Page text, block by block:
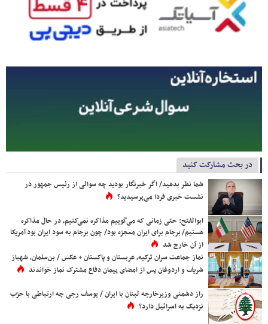
در بحث مشارکت کنید
شما نظر بدهید/ اگر خبرنگار بودید چه سوالی از رئیس جمهور در
نشست خبری فردا می‌پرسیدید؟
ابوالفتح: حتی زمانی که می‌گوییم مذاکره نمی‌کنیم، در حال مذاکره
هستیم/ برجام برای ایران معجزه بود/ چون برجام به سود ایران بود آمریکا
از آن خارج شد
نماز جماعت سران ترکیه، عربستان و پاکستان + عکس / بن‌سلمان، شهباز
شریف و اردوغان پس از امضای پیمان دفاع مشترک نماز خواندند
راز دشمنی وزیرخارجه لبنان با ایران / یوسف رجی چه ارتباطی با حزب
نزدیک به اسرائیل دارد؟